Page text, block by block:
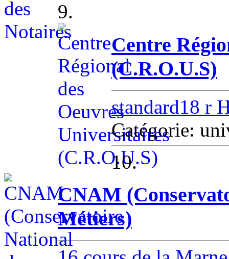
9.
Centre
(C.R.O.U.S)
standard18 r
Catégorie:
10.
CNAM
Métiers)